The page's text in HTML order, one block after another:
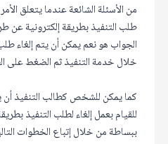
من الأسئلة الشائعة عندما يتعلق
طلب التنفيذ بطريقة إلكترونية عن
الجواب هو نعم يمكن أن يتم إلغاء
خلال خدمة التنفيذ ثم الضغط على
كما يمكن للشخص كطالب التنفيذ أن
للقيام بعمل إلغاء لطلب التنفيذ
ببساطة من خلال إتباع الخطوات